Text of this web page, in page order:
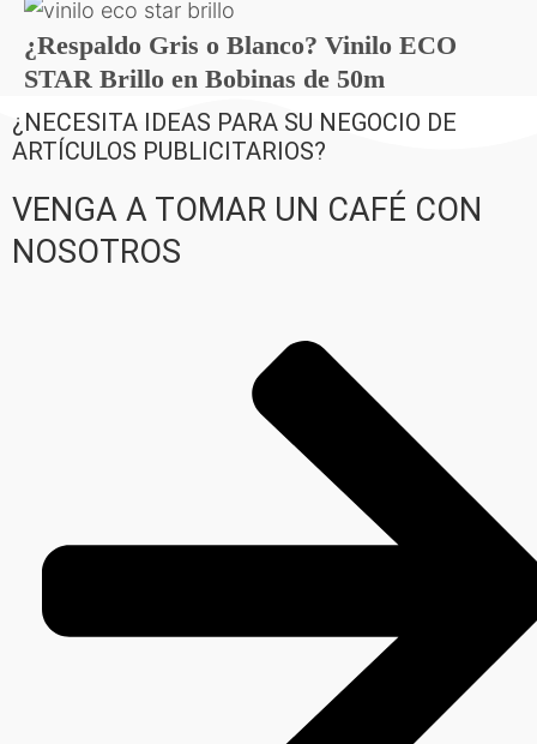
¿Respaldo Gris o Blanco? Vinilo ECO
STAR Brillo en Bobinas de 50m
¿NECESITA IDEAS PARA SU NEGOCIO DE
ARTÍCULOS PUBLICITARIOS?
VENGA A TOMAR UN CAFÉ CON
NOSOTROS